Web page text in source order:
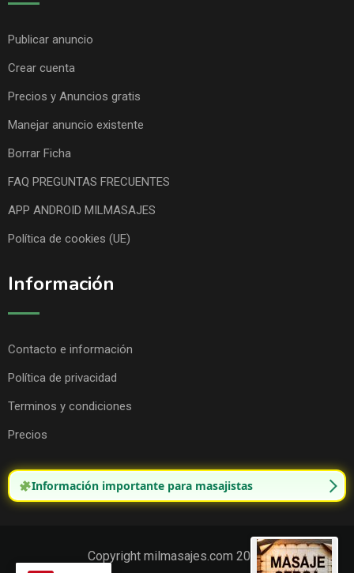
Publicar anuncio
Crear cuenta
Precios y Anuncios gratis
Manejar anuncio existente
Borrar Ficha
FAQ PREGUNTAS FRECUENTES
APP ANDROID MILMASAJES
Política de cookies (UE)
Información
Contacto e información
Política de privacidad
Terminos y condiciones
Precios
Información importante para masajistas
Copyright milmasajes.com 2025.